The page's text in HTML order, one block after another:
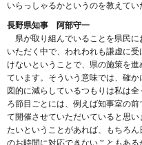
いらっしゃるかというのを教えてい
長野県知事 阿部守一
県が取り組んでいることを県民に
いただく中で、われわれも謙虚に
けないということで、県の施策を
ています。そういう意味では、確
図的に減らしているつもりは私は
ろ節目ごとには、例えば知事室の
て開催させていただいていると思
たいということがあれば、もちろ
のお時間に対応できないこともあ